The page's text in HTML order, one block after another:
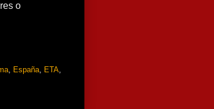
o
, España, ETA,